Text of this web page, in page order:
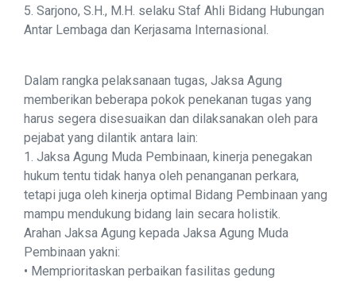
5. Sarjono, S.H., M.H. selaku Staf Ahli Bidang Hubungan
Antar Lembaga dan Kerjasama Internasional.
Dalam rangka pelaksanaan tugas, Jaksa Agung
memberikan beberapa pokok penekanan tugas yang
harus segera disesuaikan dan dilaksanakan oleh para
pejabat yang dilantik antara lain:
1. Jaksa Agung Muda Pembinaan, kinerja penegakan
hukum tentu tidak hanya oleh penanganan perkara,
tetapi juga oleh kinerja optimal Bidang Pembinaan yang
mampu mendukung bidang lain secara holistik.
Arahan Jaksa Agung kepada Jaksa Agung Muda
Pembinaan yakni:
• Memprioritaskan perbaikan fasilitas gedung